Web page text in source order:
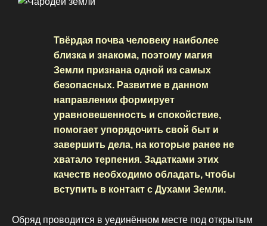
Твёрдая почва человеку наиболее
близка и знакома, поэтому магия
Земли признана одной из самых
безопасных. Развитие в данном
направлении формирует
уравновешенность и спокойствие,
помогает упорядочить свой быт и
завершить дела, на которые ранее не
хватало терпения. Задатками этих
качеств необходимо обладать, чтобы
вступить в контакт с Духами Земли.
Обряд проводится в уединённом месте под открытым